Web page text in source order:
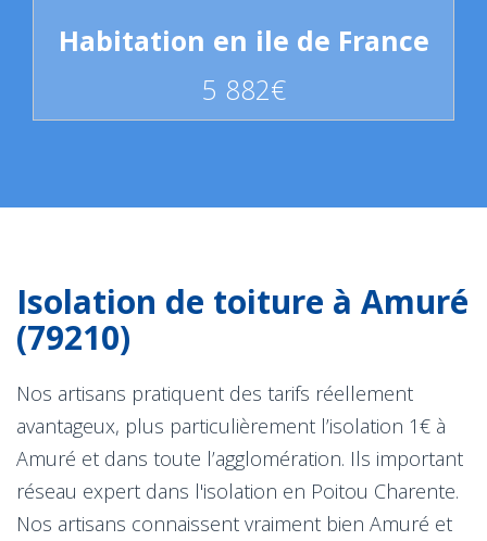
5 882€
Isolation de toiture à Amuré
(79210)
Nos artisans pratiquent des tarifs réellement
avantageux, plus particulièrement l’isolation 1€ à
Amuré et dans toute l’agglomération. Ils important
réseau expert dans l'isolation en Poitou Charente.
Nos artisans connaissent vraiment bien Amuré et